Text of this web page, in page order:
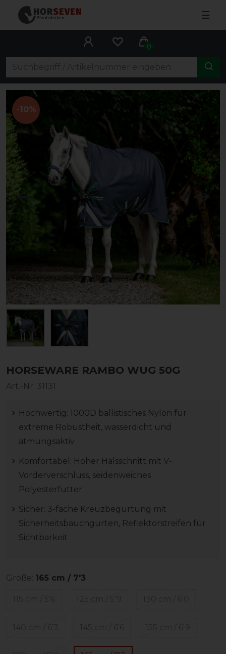
☰
0
-10%
HORSEWARE RAMBO WUG 50G
Art.-Nr: 31131
Hochwertig: 1000D ballistisches Nylon für
extreme Robustheit, wasserdicht und
atmungsaktiv
Komfortabel: Hoher Halsschnitt mit V-
Vorderverschluss, seidenweiches
Polyesterfutter
Sicher: 3-fache Kreuzbegurtung mit
Sicherheitsbauchgurten, Reflektorstreifen für
Sichtbarkeit
Größe: 165 cm / 7'3